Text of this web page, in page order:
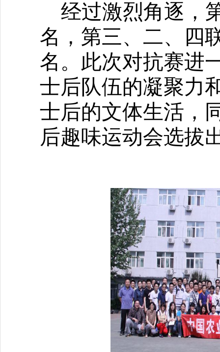
经过激烈角逐，
名，第三、二、四
名。此次对抗赛进
士后队伍的凝聚力
士后的文体生活，
后趣味运动会选拔